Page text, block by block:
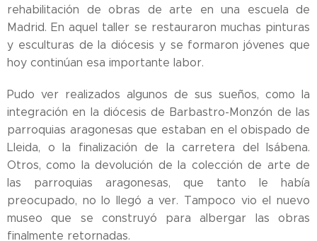
rehabilitación de obras de arte en una escuela de
Madrid. En aquel taller se restauraron muchas pinturas
y esculturas de la diócesis y se formaron jóvenes que
hoy continúan esa importante labor.
Pudo ver realizados algunos de sus sueños, como la
integración en la diócesis de Barbastro-Monzón de las
parroquias aragonesas que estaban en el obispado de
Lleida, o la finalización de la carretera del Isábena.
Otros, como la devolución de la colección de arte de
las parroquias aragonesas, que tanto le había
preocupado, no lo llegó a ver. Tampoco vio el nuevo
museo que se construyó para albergar las obras
finalmente retornadas.